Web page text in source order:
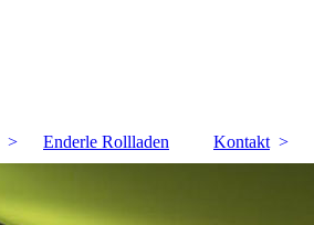
Enderle Rollladen Kontakt